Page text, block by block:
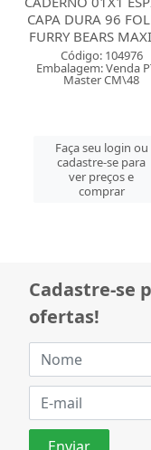
CAPA DURA 96
FURRY BEARS
Código: 104976
Embalagem: Venda
Master CM\48
Faça seu login ou
cadastre-se para
ver preços e
comprar
Cadastre-se
ofertas!